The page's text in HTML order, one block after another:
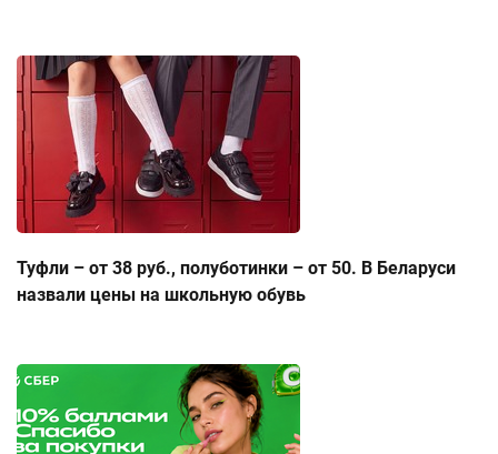
Туфли – от 38 руб., полуботинки – от 50. В Беларуси
назвали цены на школьную обувь